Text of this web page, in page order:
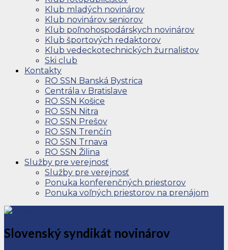
Klub mladých novinárov
Klub novinárov seniorov
Klub poľnohospodárskych novinárov
Klub športových redaktorov
Klub vedeckotechnických žurnalistov
Ski club
Kontakty
RO SSN Banská Bystrica
Centrála v Bratislave
RO SSN Košice
RO SSN Nitra
RO SSN Prešov
RO SSN Trenčín
RO SSN Trnava
RO SSN Žilina
Služby pre verejnosť
Služby pre verejnosť
Ponuka konferenčných priestorov
Ponuka voľných priestorov na prenájom
Slovenský syndikát novinárov